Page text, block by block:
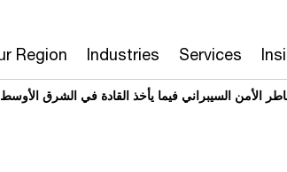
Region Industries Services
السيبراني فيما يأخذ القادة في الشرق الأوسط